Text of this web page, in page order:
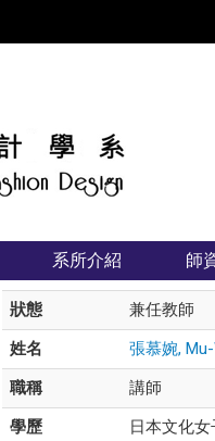
系所介紹 師
狀態
兼任教師
姓名
張慕婉,
職稱
講師
學歷
日本文化